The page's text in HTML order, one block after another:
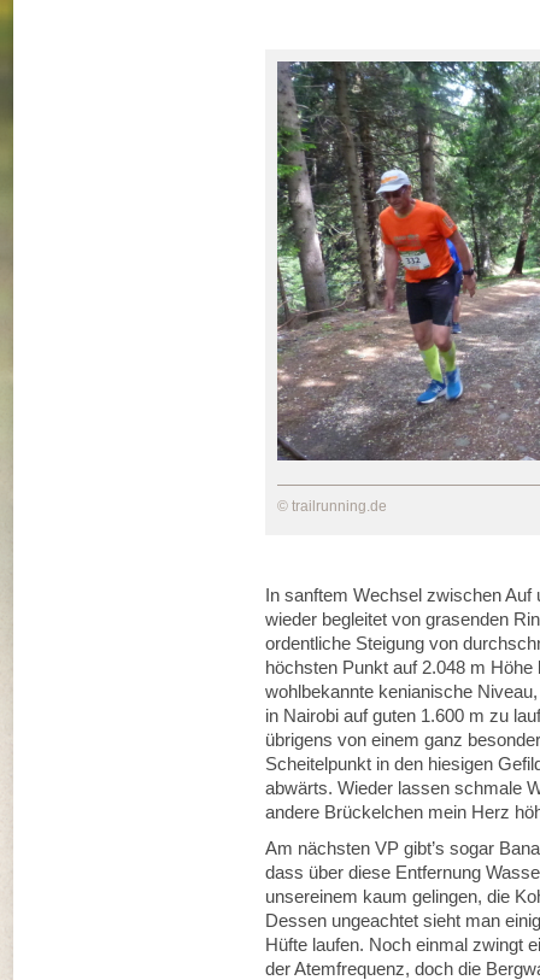
© trailrunning.de
In sanftem Wechsel zwischen Auf
wieder begleitet von grasenden
ordentliche Steigung von
höchsten Punkt auf 2.048 m
wohlbekannte kenianische
in Nairobi auf guten 1.600 m zu
übrigens von einem ganz
Scheitelpunkt in den hiesigen
abwärts. Wieder lassen schmale
andere Brückelchen mein Herz
Am nächsten VP gibt’s sogar
dass über diese Entfernung
unsereinem kaum gelingen, die
Dessen ungeachtet sieht man
Hüfte laufen. Noch einmal zwingt
der Atemfrequenz, doch die